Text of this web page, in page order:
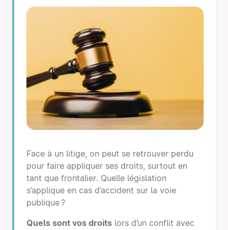
Face à un litige, on peut se retrouver perdu
pour faire appliquer ses droits, surtout en
tant que frontalier. Quelle législation
s’applique en cas d’accident sur la voie
publique ?
Quels sont vos droits lors d’un conflit avec